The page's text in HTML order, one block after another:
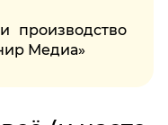
производство
Медиа»